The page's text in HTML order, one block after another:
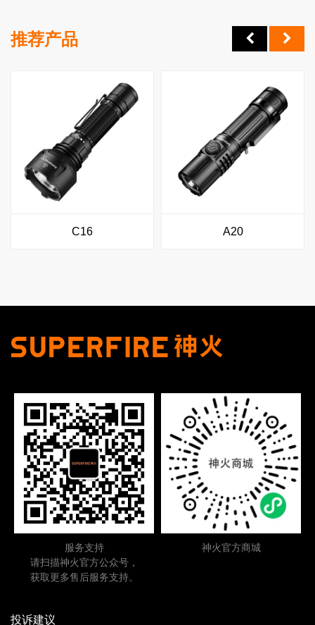
推荐产品
C16 A20
服务支持
请扫描神火官方公众号，
获取更多售后服务支持。
神火官方商城
投诉建议